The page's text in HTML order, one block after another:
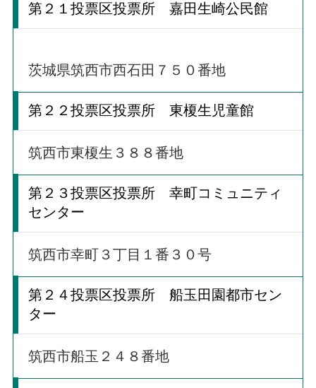
第２１投票区投票所 嘉田生崎公民館
茨城県筑西市西石田７５０番地
第２２投票区投票所 東榎生児童館
筑西市東榎生３８８番地
第２３投票区投票所 幸町コミュニティ
センター
筑西市幸町３丁目１番３０号
第２４投票区投票所 船玉田園都市セン
ター
筑西市船玉２４８番地